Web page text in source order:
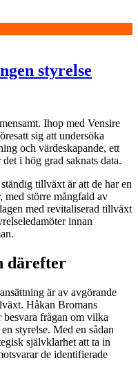
styrelse
Ihop med Vensire
sig att undersöka
och värdeskapande, ett
i hög grad saknats data.
tillväxt är att de har en
med större mångfald av
med revitaliserad tillväxt
innan
därefter
är av avgörande
Håkan Bromans
besvara frågan om vilka
styrelse. Med en sådan
självklarhet att ta in
de identifierade